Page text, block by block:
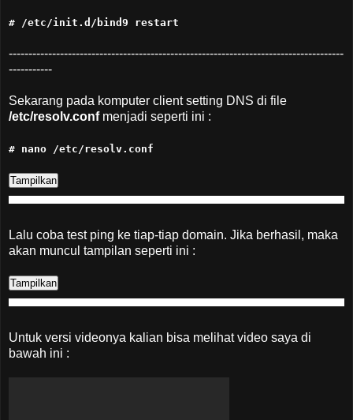
# /etc/init.d/bind9 restart
-------------------------------------------------------------------------------------
-----------
Sekarang pada komputer client setting DNS di file
/etc/resolv.confmenjadi seperti ini :
# nano /etc/resolv.conf
Lalu coba test ping ke tiap-tiap domain. Jika berhasil, maka
akan muncul tampilan seperti ini :
Untuk versi videonya kalian bisa melihat video saya di
bawah ini :